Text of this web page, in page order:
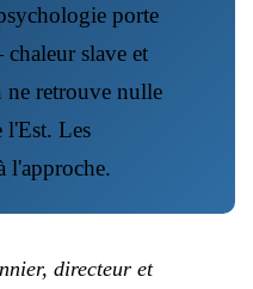
porte
slave et
retrouve nulle
l'Est. Les
l'approche.
directeur et